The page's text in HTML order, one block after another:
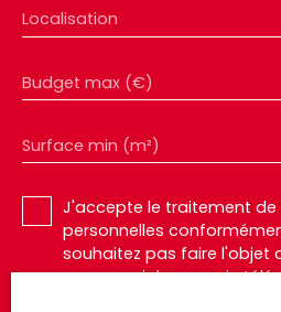
Localisation
Budget max (€)
Surface min (m²)
J'accepte le traitement de
personnelles
souhaitez pas faire l'objet
commerciale par voie
vous inscrire